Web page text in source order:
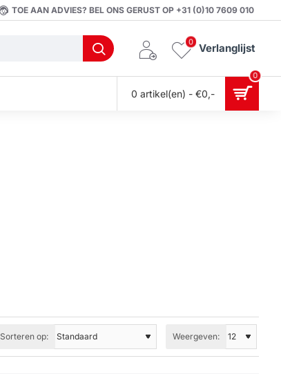
TOE AAN ADVIES? BEL ONS GERUST OP +31 (0)10 7609 010
Verlanglijst
0
0 artikel(en) - €0,-
0
Sorteren op: Weergeven: